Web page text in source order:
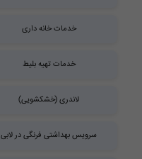
خدمات خانه داری
خدمات تهیه بلیط
لاندری (خشکشویی)
سرویس بهداشتی فرنگی در لابی